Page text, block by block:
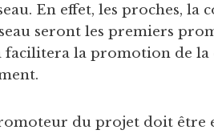
En effet, les proches, la
seront les premiers
la promotion de la
du projet doit être